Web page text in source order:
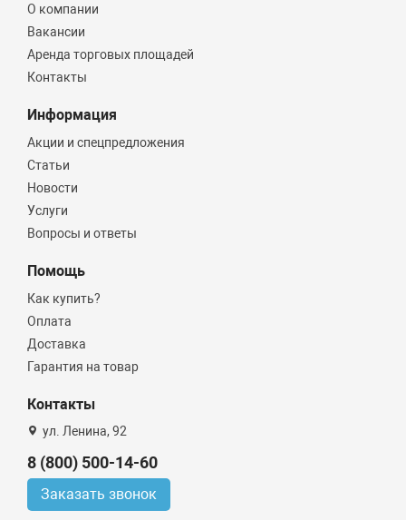
О компании
Вакансии
Аренда торговых площадей
Контакты
Информация
Акции и спецпредложения
Статьи
Новости
Услуги
Вопросы и ответы
Помощь
Как купить?
Оплата
Доставка
Гарантия на товар
Контакты
ул. Ленина, 92
8 (800) 500-14-60
Заказать звонок